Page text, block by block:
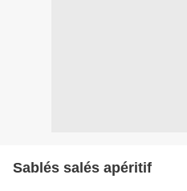
Sablés salés apéritif